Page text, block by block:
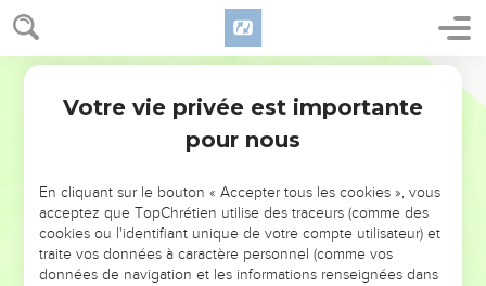
NE MANQUEZ PAS L’ÉVÉNEMENT
DE L’ANNÉE !
ET SI LEURS ERREURS POUVAIENT VOUS ÉVITER LES
VOTRES ?
Votre vie privée est importante
pour nous
En cliquant sur le bouton « Accepter tous les cookies », vous
acceptez que TopChrétien utilise des traceurs (comme des
cookies ou l'identifiant unique de votre compte utilisateur) et
traite vos données à caractère personnel (comme vos
données de navigation et les informations renseignées dans